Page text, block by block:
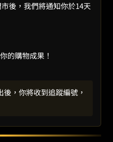
後，我們將通知你於14天
的購物成果！
後，你將收到追蹤編號，